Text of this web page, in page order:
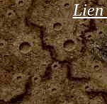
Lien